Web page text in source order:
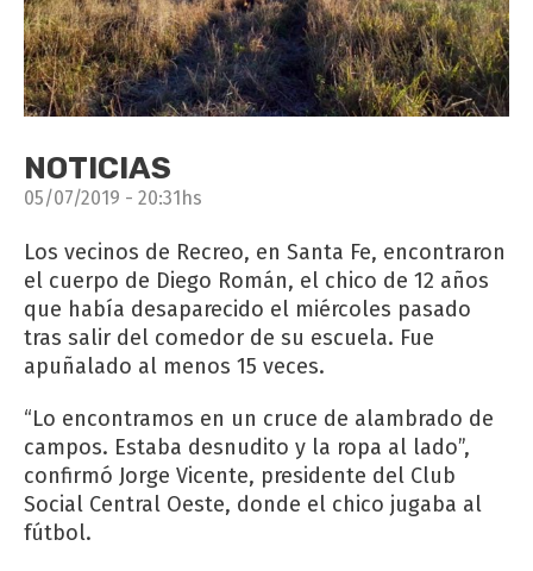
NOTICIAS
05/07/2019 - 20:31hs
Los vecinos de Recreo, en Santa Fe, encontraron
el cuerpo de Diego Román, el chico de 12 años
que había desaparecido el miércoles pasado
tras salir del comedor de su escuela. Fue
apuñalado al menos 15 veces.
“Lo encontramos en un cruce de alambrado de
campos. Estaba desnudito y la ropa al lado”,
confirmó Jorge Vicente, presidente del Club
Social Central Oeste, donde el chico jugaba al
fútbol.